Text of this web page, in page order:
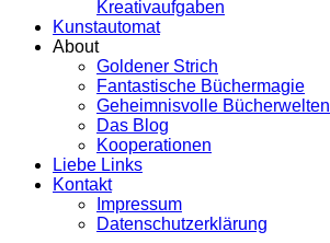
Kreativaufgaben
Kunstautomat
About
Goldener Strich
Fantastische Büchermagie
Geheimnisvolle Bücherwelten
Das Blog
Kooperationen
Liebe Links
Kontakt
Impressum
Datenschutzerklärung